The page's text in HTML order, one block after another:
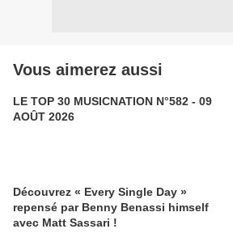
Vous aimerez aussi
LE TOP 30 MUSICNATION N°582 - 09
AOÛT 2026
Découvrez « Every Single Day »
repensé par Benny Benassi himself
avec Matt Sassari !